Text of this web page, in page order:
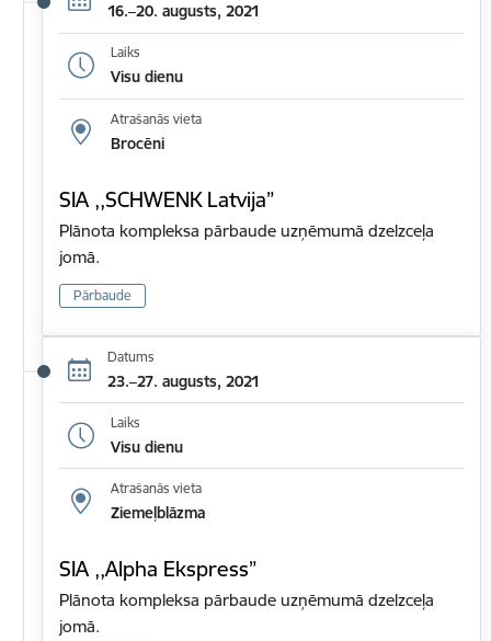
16.–20. augusts, 2021
Laiks
Visu dienu
Atrašanās vieta
Brocēni
SIA ,,SCHWENK Latvija”
Plānota kompleksa pārbaude uzņēmumā dzelzceļa
jomā.
Pārbaude
Datums
23.–27. augusts, 2021
Laiks
Visu dienu
Atrašanās vieta
Ziemeļblāzma
SIA ,,Alpha Ekspress”
Plānota kompleksa pārbaude uzņēmumā dzelzceļa
jomā.